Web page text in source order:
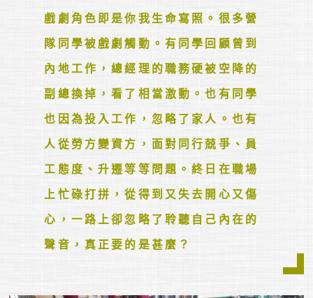
戲劇角色即是你我生命寫照。很多營
隊同學被戲劇觸動。有同學回顧曾到
內地工作，總經理的職務硬被空降的
副總換掉，看了相當激動。也有同學
也因為投入工作，忽略了家人。也有
人從勞方變資方，面對同行兢爭、員
工態度、升遷等等問題。終日在職場
上忙碌打拼，從得到又失去開心又傷
心，一路上卻忽略了聆聽自己內在的
聲音，真正要的是甚麼？